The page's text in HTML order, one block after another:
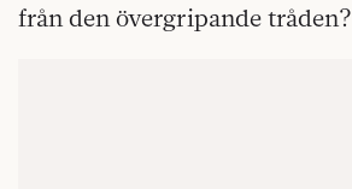
från den övergripande tråden?